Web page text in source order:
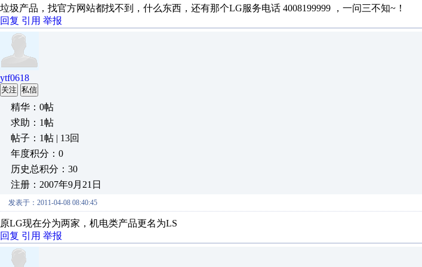
垃圾产品，找官方网站都找不到，什么东西，还有那个LG服务电话 4008199999 ，一问三不知~！
回复 引用 举报
ytf0618
关注 私信
精华：0帖
求助：1帖
帖子：1帖 | 13回
年度积分：0
历史总积分：30
注册：2007年9月21日
发表于：2011-04-08 08:40:45
原LG现在分为两家，机电类产品更名为LS
回复 引用 举报